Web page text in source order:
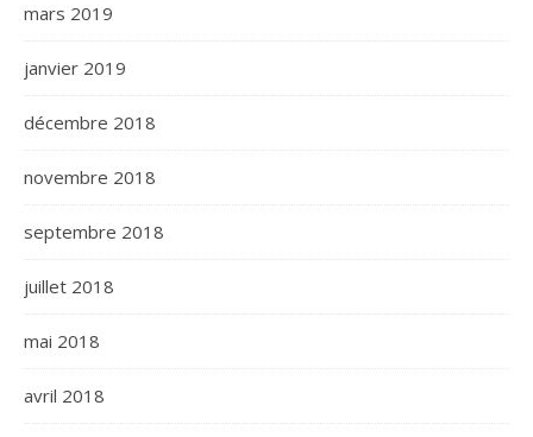
mars 2019
janvier 2019
décembre 2018
novembre 2018
septembre 2018
juillet 2018
mai 2018
avril 2018